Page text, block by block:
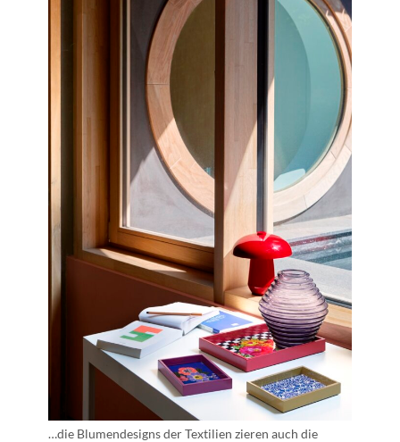
…die Blumendesigns der Textilien zieren auch die